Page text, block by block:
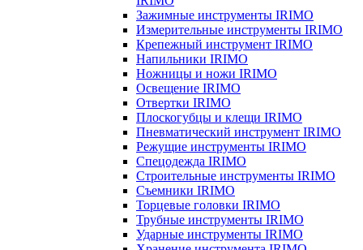
Зажимные инструменты IRIMO
Измерительные инструменты IRIMO
Крепежный инструмент IRIMO
Напильники IRIMO
Ножницы и ножи IRIMO
Освещение IRIMO
Отвертки IRIMO
Плоскогубцы и клещи IRIMO
Пневматический инструмент IRIMO
Режущие инструменты IRIMO
Спецодежда IRIMO
Строительные инструменты IRIMO
Съемники IRIMO
Торцевые головки IRIMO
Трубные инструменты IRIMO
Ударные инструменты IRIMO